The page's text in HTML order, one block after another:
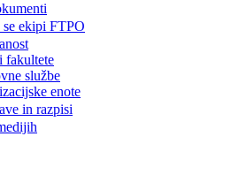
ekipi FTPO
fakultete
službe
enote
in razpisi